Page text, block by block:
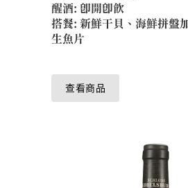
醒酒: 即開即飲
搭餐: 新鮮干貝、海鮮拼盤
生魚片
查看商品